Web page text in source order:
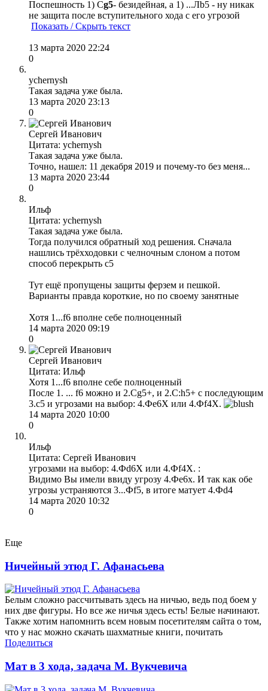
Поспешность 1) Сg5- безидейная, а 1) ...Лb5 - ну никак
не защита после вступительного хода с его угрозой
Показать / Скрыть текст
13 марта 2020 22:24
0
ychernysh
Такая задача уже была.
13 марта 2020 23:13
0
Сергей Иванович
Цитата: ychernysh
Такая задача уже была.
Точно, нашел: 11 декабря 2019 и почему-то без меня...
13 марта 2020 23:44
0
Ильф
Цитата: ychernysh
Такая задача уже была.
Тогда получился обратный ход решения. Сначала
нашлись трёхходовки с челночным слоном а потом
способ перекрыть с5
Тут ещё пропущены защиты ферзем и пешкой.
Варианты правда короткие, но по своему занятные
Хотя 1...f6 вполне себе полноценный
14 марта 2020 09:19
0
Сергей Иванович
Цитата: Ильф
Хотя 1...f6 вполне себе полноценный
После 1. ... f6 можно и 2.Сg5+, и 2.C:h5+ с последующим
3.с5 и угрозами на выбор: 4.Фе6X или 4.Фf4Х.
14 марта 2020 10:00
0
Ильф
Цитата: Сергей Иванович
угрозами на выбор: 4.Фd6X или 4.Фf4Х. :
Видимо Вы имели ввиду угрозу 4.Фе6х. И так как обе
угрозы устраняются 3...Фf5, в итоге матует 4.Фd4
14 марта 2020 10:32
0
Еще
Ничейный этюд Г. Афанасьева
Белым сложно рассчитывать здесь на ничью, ведь под боем у
них две фигуры. Но все же ничья здесь есть! Белые начинают.
Также хотим напомнить всем новым посетителям сайта о том,
что у нас можно скачать шахматные книги, почитать
Поделиться
Мат в 3 хода, задача М. Вукчевича